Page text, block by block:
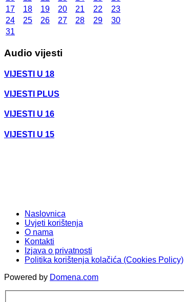
17
18 19 20 21 22
23
24
25 26 27 28 29
30
31
Audio vijesti
VIJESTI U 18
VIJESTI PLUS
VIJESTI U 16
VIJESTI U 15
Naslovnica
Uvjeti korištenja
O nama
Kontakti
Izjava o privatnosti
Politika korištenja kolačića (Cookies Policy)
Powered by Domena.com